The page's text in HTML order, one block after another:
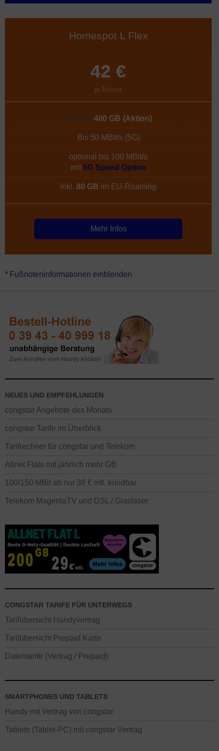
Homespot L Flex
42 €
je Monat
200 GB 400 GB (Aktion)
Bis 50 MBit/s (5G)
optional bis 100 MBit/s
mit 5G Speed Option
inkl. 80 GB im EU-Roaming
Mehr Infos
* Fußnoteninformationen einblenden
NEUES UND EMPFEHLUNGEN
congstar Angebote des Monats
congstar Tarife im Überblick
Tarifrechner für congstar und Telekom
Allnet Flats mit jährlich mehr GB
100/150 MBit ab nur 38 € mtl. kündbar
Telekom MagentaTV und DSL / Glasfaser
CONGSTAR TARIFE FÜR UNTERWEGS
Tarifübersicht Handyvertrag
Tarifübersicht Prepaid Karte
Datentarife (Vertrag / Prepaid)
SMARTPHONES UND TABLETS
Handy mit Vertrag von congstar
Tablets (Tablet-PC) mit congstar Vertrag